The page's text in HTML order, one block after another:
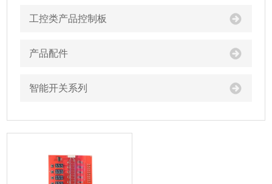
工控类产品控制板
产品配件
智能开关系列